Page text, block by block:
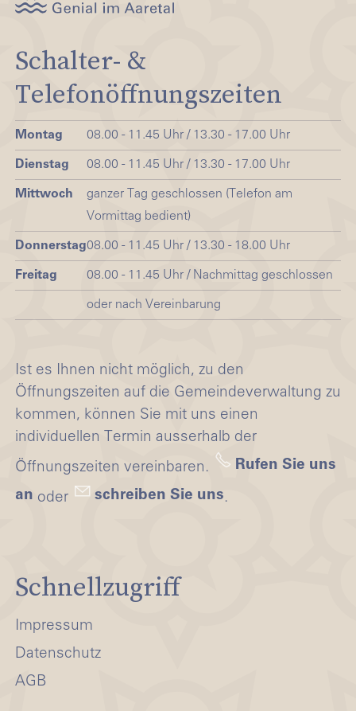
Schalter- &
Telefonöffnungszeiten
Montag 08.00 - 11.45 Uhr / 13.30 - 17.00 Uhr
Dienstag 08.00 - 11.45 Uhr / 13.30 - 17.00 Uhr
Mittwoch
ganzer Tag geschlossen (Telefon am
Vormittag bedient)
Donnerstag08.00 - 11.45 Uhr / 13.30 - 18.00 Uhr
Freitag 08.00 - 11.45 Uhr / Nachmittag geschlossen
oder nach Vereinbarung
Ist es Ihnen nicht möglich, zu den
Öffnungszeiten auf die Gemeindeverwaltung zu
kommen, können Sie mit uns einen
individuellen Termin ausserhalb der
Öffnungszeiten vereinbaren.
Rufen Sie uns
an oder schreiben Sie uns.
Schnellzugriff
Impressum
Datenschutz
AGB